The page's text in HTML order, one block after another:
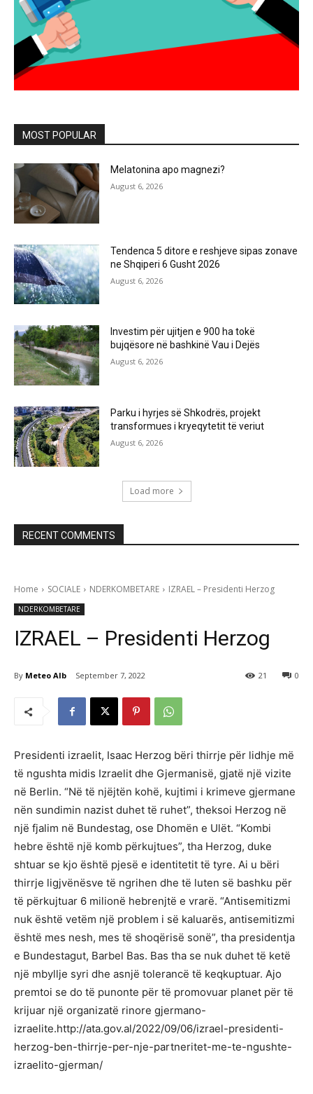
MOST POPULAR
Melatonina apo magnezi?
August 6, 2026
Tendenca 5 ditore e reshjeve sipas zonave
ne Shqiperi 6 Gusht 2026
August 6, 2026
Investim për ujitjen e 900 ha tokë
bujqësore në bashkinë Vau i Dejës
August 6, 2026
Parku i hyrjes së Shkodrës, projekt
transformues i kryeqytetit të veriut
August 6, 2026
Load more
RECENT COMMENTS